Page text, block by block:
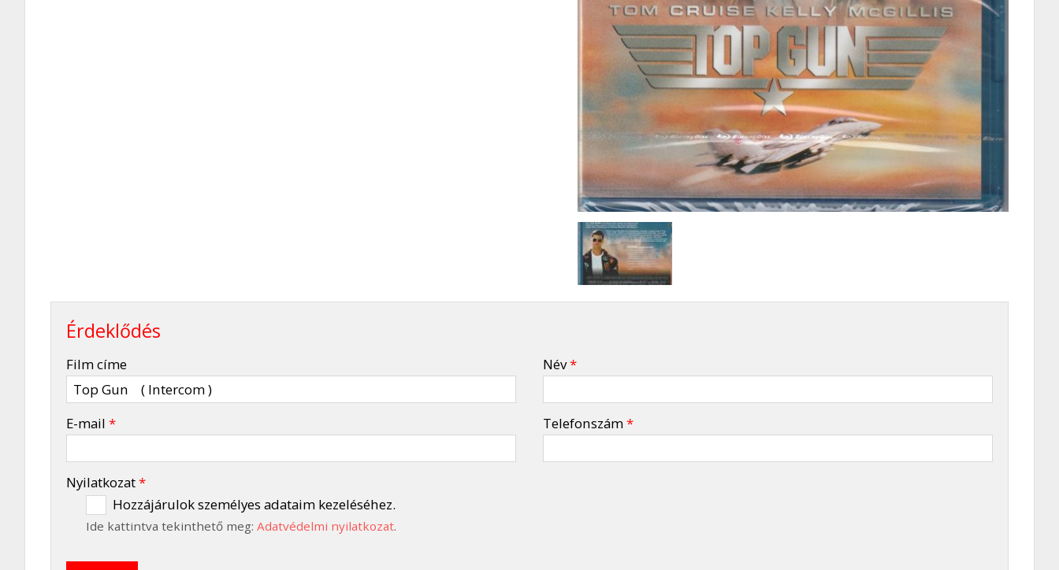
Érdeklődés
Film címe Név*
E-mail * Telefonszám*
Nyilatkozat*
Hozzájárulok személyes adataim kezeléséhez.
Ide kattintva tekinthető meg:Adatvédelmi nyilatkozat.